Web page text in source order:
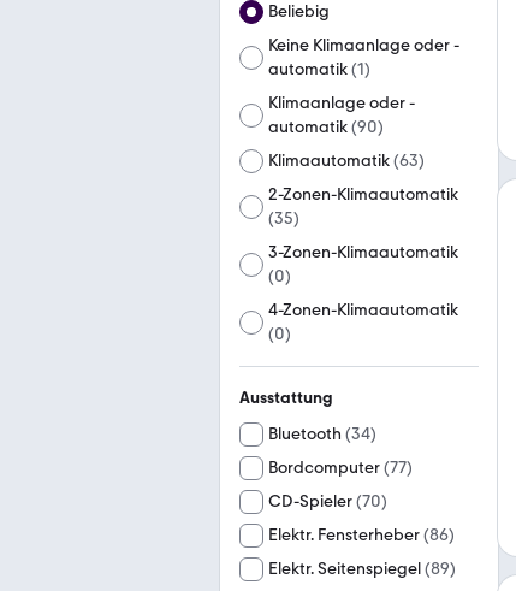
Beliebig
Keine Klimaanlage oder -
automatik(1)
Klimaanlage oder -
automatik(90)
Klimaautomatik(63)
2-Zonen-Klimaautomatik
(35)
3-Zonen-Klimaautomatik
(0)
4-Zonen-Klimaautomatik
(0)
Ausstattung
Bluetooth (34)
Bordcomputer(77)
CD-Spieler(70)
Elektr. Fensterheber(86)
Elektr. Seitenspiegel(89)